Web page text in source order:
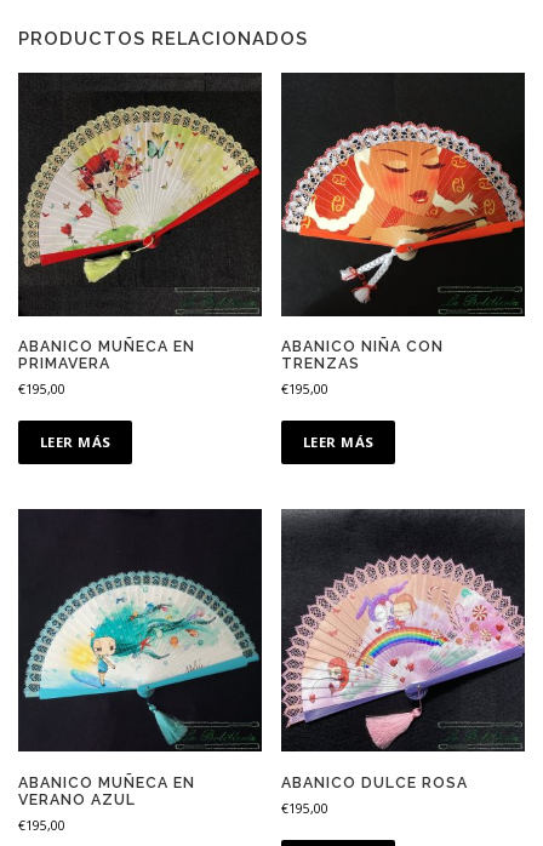
PRODUCTOS RELACIONADOS
ABANICO MUÑECA EN
PRIMAVERA
€195,00
LEER MÁS
ABANICO NIÑA CON
TRENZAS
€195,00
LEER MÁS
ABANICO MUÑECA EN
VERANO AZUL
€195,00
ABANICO DULCE ROSA
€195,00